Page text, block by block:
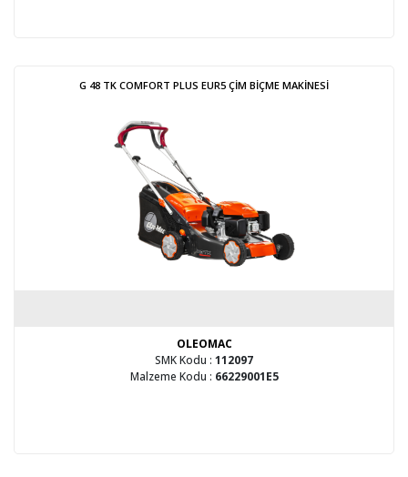
G 48 TK COMFORT PLUS EUR5 ÇİM BİÇME MAKİNESİ
OLEOMAC
SMK Kodu : 112097
Malzeme Kodu : 66229001E5